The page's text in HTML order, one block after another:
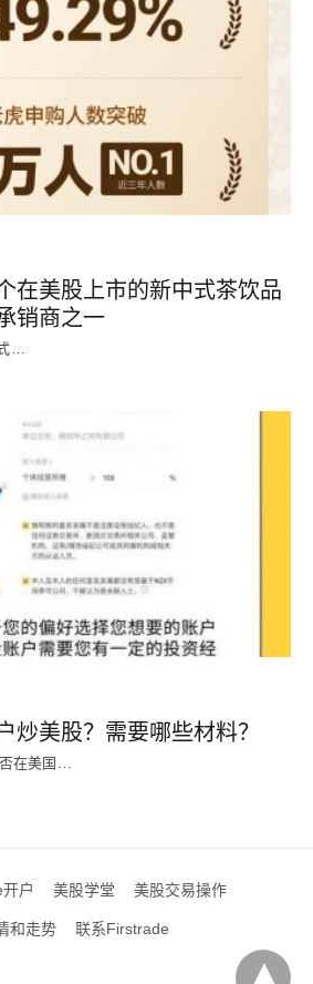
在美股上市的新中式茶饮品
销商之一
…
炒美股？需要哪些材料？
在美国…
户 美股学堂 美股交易操作
和走势 联系Firstrade